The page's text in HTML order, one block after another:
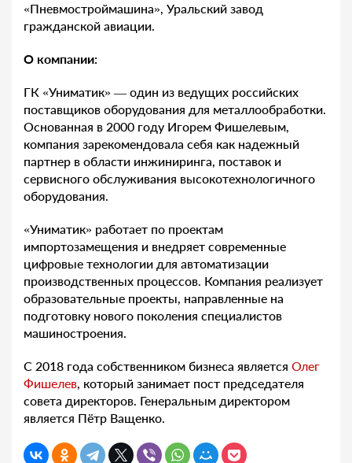
«Пневмостроймашина», Уральский завод
гражданской авиации.
О компании:
ГК «Униматик» — один из ведущих российских
поставщиков оборудования для металлообработки.
Основанная в 2000 году Игорем Фишелевым,
компания зарекомендовала себя как надежный
партнер в области инжиниринга, поставок и
сервисного обслуживания высокотехнологичного
оборудования.
«Униматик» работает по проектам
импортозамещения и внедряет современные
цифровые технологии для автоматизации
производственных процессов. Компания реализует
образовательные проекты, направленные на
подготовку нового поколения специалистов
машиностроения.
С 2018 года собственником бизнеса является Олег
Фишелев, который занимает пост председателя
совета директоров. Генеральным директором
является Пётр Ващенко.